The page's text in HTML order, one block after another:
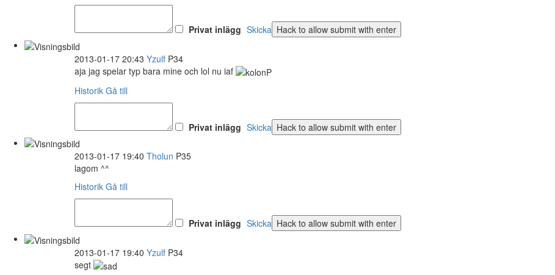
Privat inlägg Skicka
2013-01-17 20:43 Yzulf P34
aja jag spelar typ bara mine och lol nu iaf
Historik Gå till
Privat inlägg Skicka
2013-01-17 19:40 Tholun P35
lagom ^^
Historik Gå till
Privat inlägg Skicka
2013-01-17 19:40 Yzulf P34
segt